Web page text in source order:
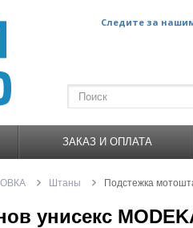
Следите за
ЗАКАЗ И ОПЛАТА
Штаны Подстежка
унисекс